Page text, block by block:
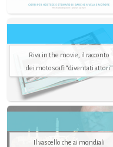
Riva in the movie, il racconto
dei motoscafi “diventati attori”
Il vascello che ai mondiali